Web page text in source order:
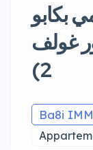
بكابو
غولف
2)
Ba8i